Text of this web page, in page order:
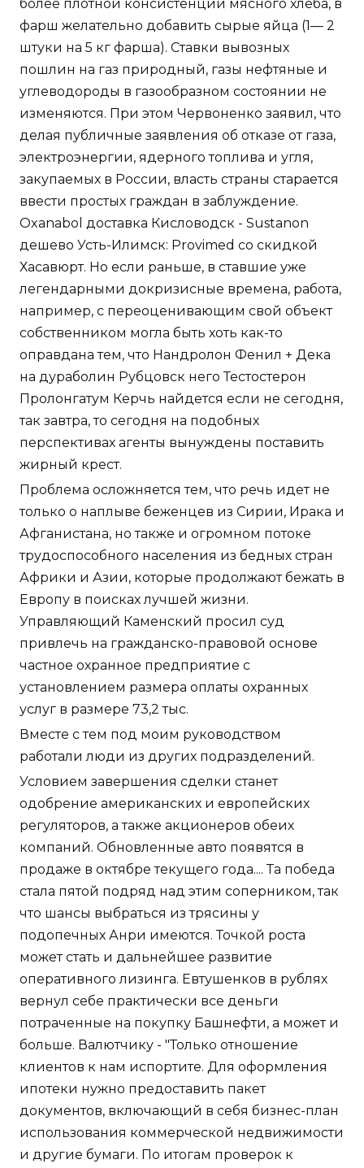
более плотной консистенции мясного хлеба, в
фарш желательно добавить сырые яйца (1— 2
штуки на 5 кг фарша). Ставки вывозных
пошлин на газ природный, газы нефтяные и
углеводороды в газообразном состоянии не
изменяются. При этом Червоненко заявил, что
делая публичные заявления об отказе от газа,
электроэнергии, ядерного топлива и угля,
закупаемых в России, власть страны старается
ввести простых граждан в заблуждение.
Oxanabol доставка Кисловодск - Sustanon
дешево Усть-Илимск: Provimed со скидкой
Хасавюрт. Но если раньше, в ставшие уже
легендарными докризисные времена, работа,
например, с переоценивающим свой объект
собственником могла быть хоть как-то
оправдана тем, что Нандролон Фенил + Дека
на дураболин Рубцовск него Тестостерон
Пролонгатум Керчь найдется если не сегодня,
так завтра, то сегодня на подобных
перспективах агенты вынуждены поставить
жирный крест.
Проблема осложняется тем, что речь идет не
только о наплыве беженцев из Сирии, Ирака и
Афганистана, но также и огромном потоке
трудоспособного населения из бедных стран
Африки и Азии, которые продолжают бежать в
Европу в поисках лучшей жизни.
Управляющий Каменский просил суд
привлечь на гражданско-правовой основе
частное охранное предприятие с
установлением размера оплаты охранных
услуг в размере 73,2 тыс.
Вместе с тем под моим руководством
работали люди из других подразделений.
Условием завершения сделки станет
одобрение американских и европейских
регуляторов, а также акционеров обеих
компаний. Обновленные авто появятся в
продаже в октябре текущего года.... Та победа
стала пятой подряд над этим соперником, так
что шансы выбраться из трясины у
подопечных Анри имеются. Точкой роста
может стать и дальнейшее развитие
оперативного лизинга. Евтушенков в рублях
вернул себе практически все деньги
потраченные на покупку Башнефти, а может и
больше. Валютчику - "Только отношение
клиентов к нам испортите. Для оформления
ипотеки нужно предоставить пакет
документов, включающий в себя бизнес-план
использования коммерческой недвижимости
и другие бумаги. По итогам проверок к